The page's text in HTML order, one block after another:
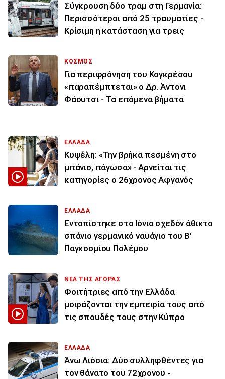
Σύγκρουση δύο τραμ στη Γερμανία:
Περισσότεροι από 25 τραυματίες -
Κρίσιμη η κατάσταση για τρεις
ΚΟΣΜΟΣ
Για περιφρόνηση του Κογκρέσου
«παραπέμπτεται» ο Δρ. Άντονι
Φάουτσι - Τα επόμενα βήματα
ΕΛΛΑΔΑ
Κυψέλη: «Την βρήκα πεσμένη στο
μπάνιο, πάγωσα» - Αρνείται τις
κατηγορίες ο 26χρονος Αφγανός
ΕΛΛΑΔΑ
Εντοπίστηκε στο Ιόνιο σχεδόν άθικτο
σπάνιο γερμανικό ναυάγιο του Β’
Παγκοσμίου Πολέμου
ΝΕΑ ΤΗΣ ΑΓΟΡΑΣ
Φοιτήτριες από την Ελλάδα
μοιράζονται την εμπειρία τους από
τις σπουδές τους στην Κύπρο
ΕΛΛΑΔΑ
Άνω Λιόσια: Δύο συλληφθέντες για
τον θάνατο του 72χρονου -